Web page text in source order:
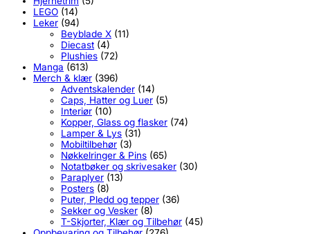
LEGO (14)
Leker (94)
Beyblade X (11)
Diecast (4)
Plushies (72)
Manga (613)
Merch & klær (396)
Adventskalender (14)
Caps, Hatter og Luer (5)
Interiør (10)
Kopper, Glass og flasker (74)
Lamper & Lys (31)
Mobiltilbehør (3)
Nøkkelringer & Pins (65)
Notatbøker og skrivesaker (30)
Paraplyer (13)
Posters (8)
Puter, Pledd og tepper (36)
Sekker og Vesker (8)
T-Skjorter, Klær og Tilbehør (45)